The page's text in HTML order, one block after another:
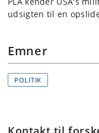
udsigten til en
Emner
POLITIK